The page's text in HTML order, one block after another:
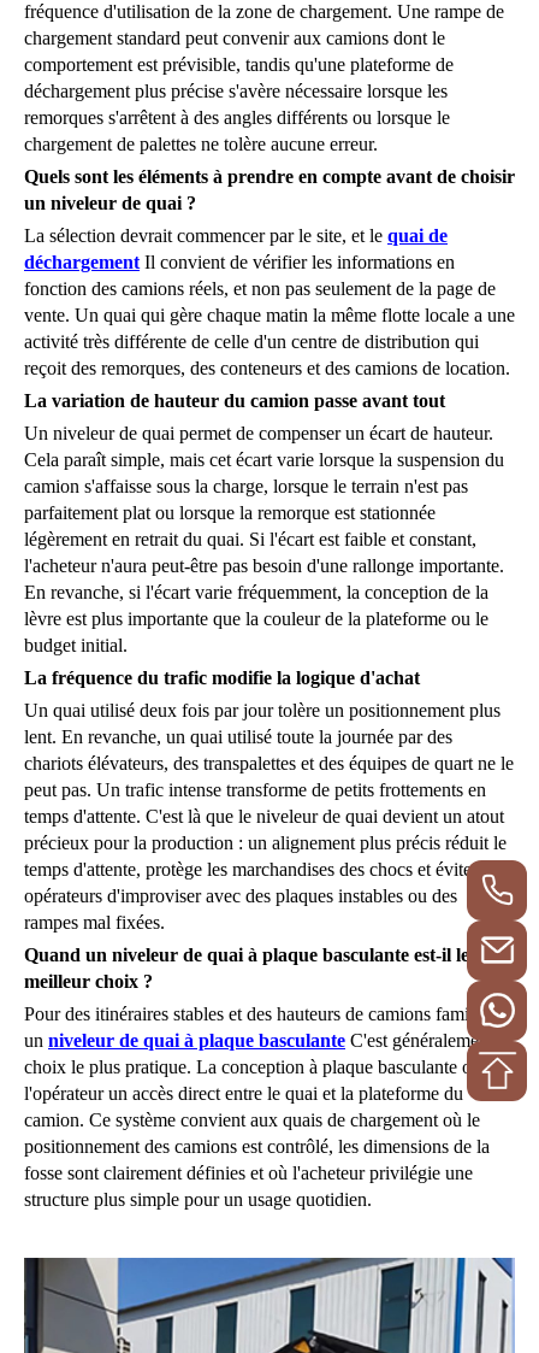
fréquence d'utilisation de la zone de chargement. Une rampe de
chargement standard peut convenir aux camions dont le
comportement est prévisible, tandis qu'une plateforme de
déchargement plus précise s'avère nécessaire lorsque les
remorques s'arrêtent à des angles différents ou lorsque le
chargement de palettes ne tolère aucune erreur.
Quels sont les éléments à prendre en compte avant de choisir
un niveleur de quai ?
La sélection devrait commencer par le site, et le quai de
déchargement Il convient de vérifier les informations en
fonction des camions réels, et non pas seulement de la page de
vente. Un quai qui gère chaque matin la même flotte locale a une
activité très différente de celle d'un centre de distribution qui
reçoit des remorques, des conteneurs et des camions de location.
La variation de hauteur du camion passe avant tout
Un niveleur de quai permet de compenser un écart de hauteur.
Cela paraît simple, mais cet écart varie lorsque la suspension du
camion s'affaisse sous la charge, lorsque le terrain n'est pas
parfaitement plat ou lorsque la remorque est stationnée
légèrement en retrait du quai. Si l'écart est faible et constant,
l'acheteur n'aura peut-être pas besoin d'une rallonge importante.
En revanche, si l'écart varie fréquemment, la conception de la
lèvre est plus importante que la couleur de la plateforme ou le
budget initial.
La fréquence du trafic modifie la logique d'achat
Un quai utilisé deux fois par jour tolère un positionnement plus
lent. En revanche, un quai utilisé toute la journée par des
chariots élévateurs, des transpalettes et des équipes de quart ne le
peut pas. Un trafic intense transforme de petits frottements en
temps d'attente. C'est là que le niveleur de quai devient un atout
précieux pour la production : un alignement plus précis réduit le
temps d'attente, protège les marchandises des chocs et évite aux
opérateurs d'improviser avec des plaques instables ou des
rampes mal fixées.
Quand un niveleur de quai à plaque basculante est-il le
meilleur choix ?
Pour des itinéraires stables et des hauteurs de camions familières,
un niveleur de quai à plaque basculante C'est généralement le
choix le plus pratique. La conception à plaque basculante offre à
l'opérateur un accès direct entre le quai et la plateforme du
camion. Ce système convient aux quais de chargement où le
positionnement des camions est contrôlé, les dimensions de la
fosse sont clairement définies et où l'acheteur privilégie une
structure plus simple pour un usage quotidien.